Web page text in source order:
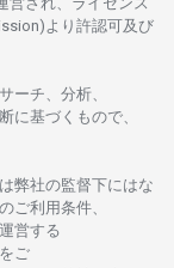
より許認可及び
ーチ、分析、
に基づくもので、
弊社の監督下にはな
ご利用条件、
運営する
ご